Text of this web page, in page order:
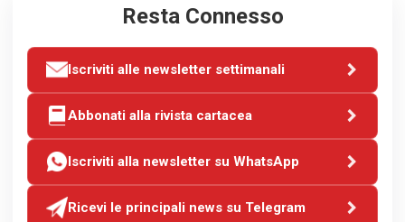
Resta Connesso
Iscriviti alle newsletter settimanali
Abbonati alla rivista cartacea
Iscriviti alla newsletter su WhatsApp
Ricevi le principali news su Telegram